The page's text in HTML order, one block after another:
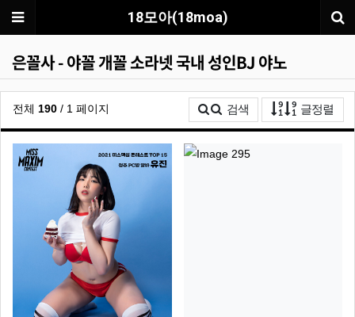
메뉴 18모아(18moa)
은꼴사 - 야꼴 개꼴 소라넷 국내 성인BJ 야노
전체 190 / 1 페이지 검색 글정렬